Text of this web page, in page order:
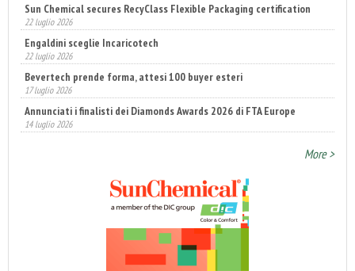
Sun Chemical secures RecyClass Flexible Packaging certification
22 luglio 2026
Engaldini sceglie Incaricotech
22 luglio 2026
Bevertech prende forma, attesi 100 buyer esteri
17 luglio 2026
Annunciati i finalisti dei Diamonds Awards 2026 di FTA Europe
14 luglio 2026
More >